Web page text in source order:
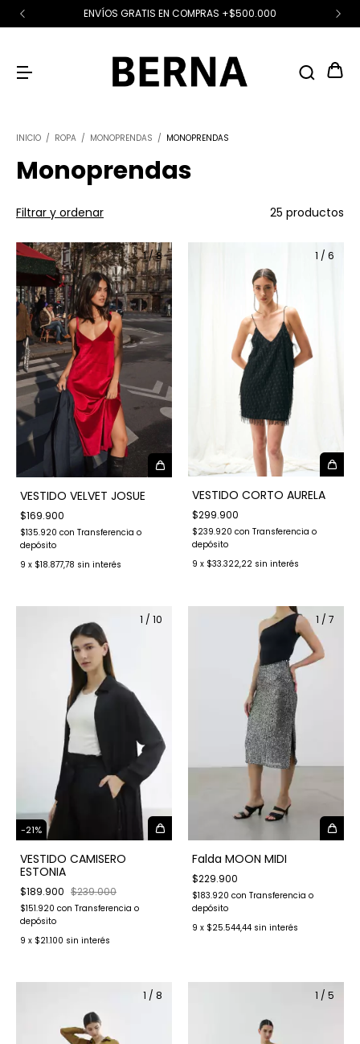
ENVÍOS GRATIS EN COMPRAS +$500.000
INICIO / ROPA / MONOPRENDAS / MONOPRENDAS
Monoprendas
Filtrar y ordenar 25 productos
1/8
VESTIDO VELVET JOSUE
$169.900
$135.920 con Transferencia o
depósito
9 x $18.877,78 sin interés
1 / 6
VESTIDO CORTO AURELA
$299.900
$239.920 con Transferencia o
depósito
9 x $33.322,22 sin interés
1 / 10
-21%
VESTIDO CAMISERO
ESTONIA
$189.900 $239.000
$151.920 con Transferencia o
depósito
9 x $21.100 sin interés
1 / 7
Falda MOON MIDI
$229.900
$183.920 con Transferencia o
depósito
9 x $25.544,44 sin interés
1 / 8 1 / 5